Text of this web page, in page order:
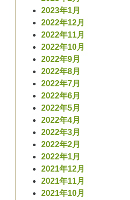
2023年1月
2022年12月
2022年11月
2022年10月
2022年9月
2022年8月
2022年7月
2022年6月
2022年5月
2022年4月
2022年3月
2022年2月
2022年1月
2021年12月
2021年11月
2021年10月